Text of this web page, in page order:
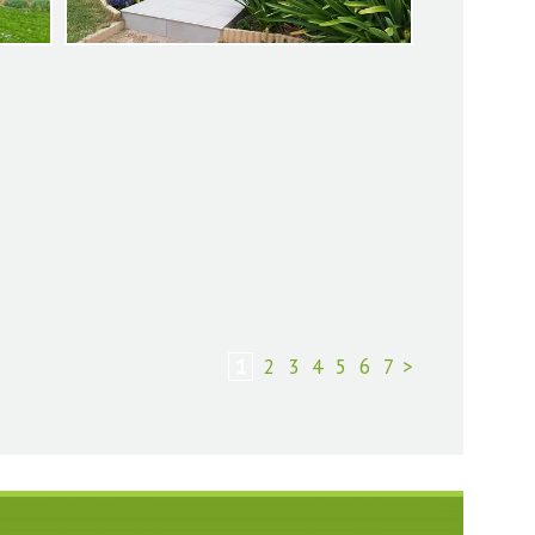
+ +
2 3 4 5 6 7 >